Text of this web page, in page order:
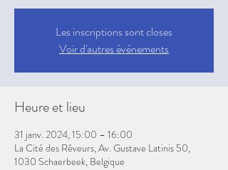
Les inscriptions sont closes
Voir d'autres événements
Heure et lieu
31 janv. 2024, 15:00 – 16:00
La Cité des Rêveurs, Av. Gustave Latinis 50,
1030 Schaerbeek, Belgique